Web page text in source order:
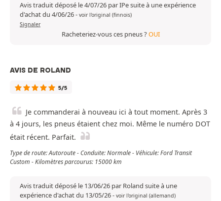
Avis traduit déposé le 4/07/26 par IPe suite à une expérience
d'achat du 4/06/26- voir l'original (finnois)
Signaler
Racheteriez-vous ces pneus ?OUI
AVIS DE ROLAND
5/5
Je commanderai à nouveau ici à tout moment. Après 3
à 4 jours, les pneus étaient chez moi. Même le numéro DOT
était récent. Parfait.
Type de route: Autoroute - Conduite: Normale - Véhicule: Ford Transit
Custom - Kilomètres parcourus: 15000 km
Avis traduit déposé le 13/06/26 par Roland suite à une
expérience d'achat du 13/05/26- voir l'original (allemand)